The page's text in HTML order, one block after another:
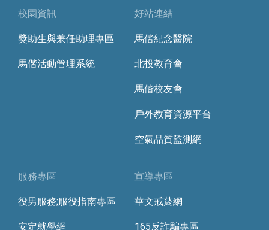
校園資訊
獎助生與兼任助理專區
馬偕活動管理系統
好站連結
馬偕紀念醫院
北投教育會
馬偕校友會
戶外教育資源平台
空氣品質監測網
服務專區
役男服務;服役指南專區
安定就學網
宣導專區
華文戒菸網
165反詐騙專區